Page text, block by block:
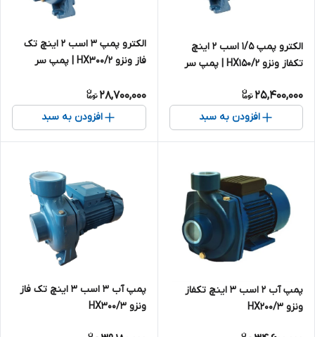
الکترو پمپ 1/5 اسب ۲ اینچ
تکفاز ونزو HX150/2 | پمپ سر
25,400,000
افزودن به سبد
الکترو پمپ ۳ اسب ۲ اینچ تک
فاز ونزو HX300/2 | پمپ سر
28,700,000
افزودن به سبد
پمپ آب 2 اسب 3 اینچ تکفاز
ونزو HX200/3
پمپ آب ۳ اسب ۳ اینچ تک فاز
ونزو HX300/3